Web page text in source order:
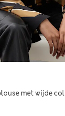
met wijde col